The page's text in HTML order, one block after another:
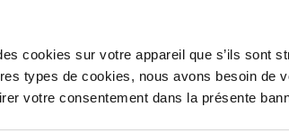
cookies sur votre appareil que s’ils sont
types de cookies, nous avons besoin de
votre consentement dans la présente
aimerez peut-être